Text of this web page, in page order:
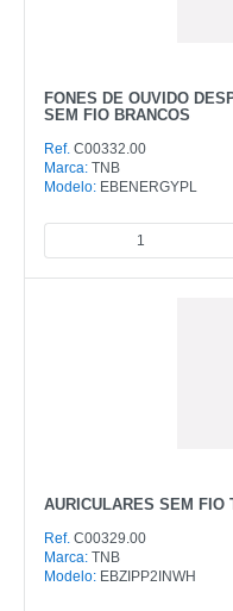
FONES DE OUVIDO
SEM FIO BRANCOS
Ref. C00332.00
Marca: TNB
Modelo: EBENERGYPL
AURICULARES SEM FIO
Ref. C00329.00
Marca: TNB
Modelo: EBZIPP2INWH